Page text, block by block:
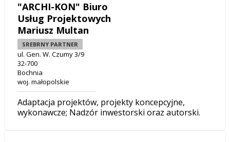
"ARCHI-KON" Biuro
Usług Projektowych
Mariusz Multan
SREBRNY PARTNER
ul. Gen. W. Czumy 3/9
32-700
Bochnia
woj. małopolskie
Adaptacja projektów, projekty koncepcyjne,
wykonawcze; Nadzór inwestorski oraz autorski.